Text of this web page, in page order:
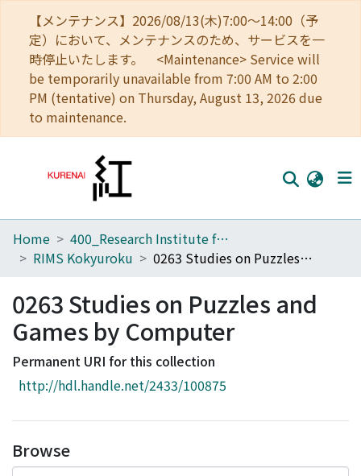
【メンテナンス】2026/08/13(木)7:00～14:00（予
定）において、メンテナンスのため、サービスを一
時停止いたします。 <Maintenance> Service will
be temporarily unavailable from 7:00 AM to 2:00
PM (tentative) on Thursday, August 13, 2026 due
to maintenance.
Home
Browse
Download Ranking
Access Statistics
Home
400_Research Institute for Mathematical Sciences
RIMS Kokyuroku
0263 Studies on Puzzles and Games by Computer
0263 Studies on Puzzles and
Games by Computer
Permanent URI for this collection
http://hdl.handle.net/2433/100875
Browse